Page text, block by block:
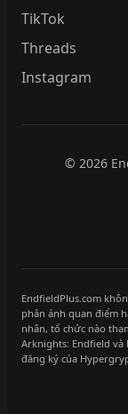
TikTok
Threads
Instagram
© 2026
EndfieldPlus.com
phản ánh quan điểm
nhân, tổ chức nào
Arknights: Endfield
đăng ký của